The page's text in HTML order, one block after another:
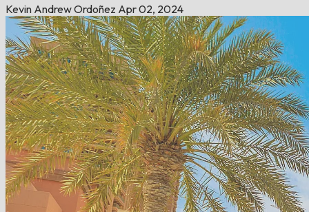
Kevin Andrew Ordoñez Apr 02, 2024